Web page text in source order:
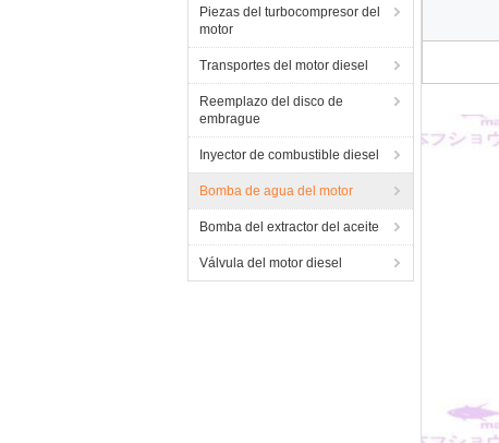
Piezas del turbocompresor del
motor
Transportes del motor diesel
Reemplazo del disco de
embrague
Inyector de combustible diesel
Bomba de agua del motor
Bomba del extractor del aceite
Válvula del motor diesel